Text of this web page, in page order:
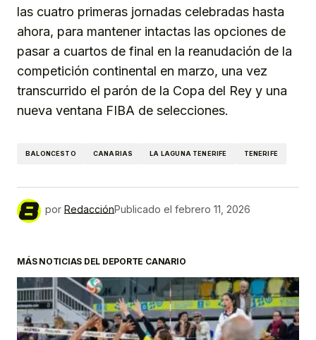
las cuatro primeras jornadas celebradas hasta
ahora, para mantener intactas las opciones de
pasar a cuartos de final en la reanudación de la
competición continental en marzo, una vez
transcurrido el parón de la Copa del Rey y una
nueva ventana FIBA de selecciones.
BALONCESTO CANARIAS LA LAGUNA TENERIFE TENERIFE
por RedacciónPublicado el febrero 11, 2026
MÁS NOTICIAS DEL DEPORTE CANARIO